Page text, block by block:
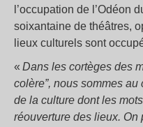
l’occupation de l’Odéon
soixantaine de théâtres,
lieux culturels sont
« Dans les cortèges des
colère”, nous sommes
de la culture dont les
réouverture des lieux. On